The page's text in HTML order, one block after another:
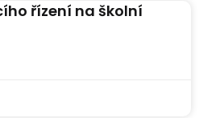
řízení na školní